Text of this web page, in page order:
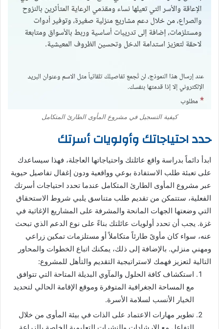
كيفية التسجيل في مشروع المأوى الطارئ المتكامل
حدد احتياجاتك وأولويات أسرتك
ابدأ دائماً بدراسة واقع عائلتك واحتياجاتها العاجلة، فهذا سيساعدك
على تعبئة طلب الاستفادة بوعي وواقعية ودون إغفال تفاصيل حيوية
عبر مشروع المأوى الطارئ المتكامل عندما تحدد احتياجات أسرتك
الفعلية، ستتمكن من تقديم طلب متناسق يلبي شروط الاستحقاق
التي وضعتها الجهات المانحة والمشرفة على المشاريع الإغاثية في
غزة. يجب أن تحدد أولويات عائلتك بناءً على نوع الدعم الذي تبحث
عنه، سواء كان مأوىً طارئاً متكاملاً أو مستلزمات تمكين زراعي
ومهني منزلي. بالإضافة إلى ذلك، يمكنك اتباع الخطوات والمحاور
التالية لتعزيز فهمك لاستراتيجية التقديم والتأهل للمشروع:
استكشاف كافة الحلول والمآوي البديلة المتاحة التي تتوافق
مع المساحة الجغرافية المتوفرة وموقع الإقامة الحالي لتحديد
الخيار الأنسب لسلامة الأسرة.
تطوير مهارات الاعتماد على الذات في بيئة المأوى من خلال
التفاعل مع الإرشادات والنشرات التعليمية الخاصة بالزراعة